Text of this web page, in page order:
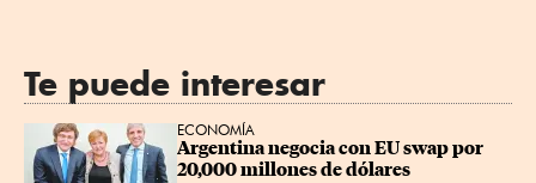
Te puede interesar
ECONOMÍA
Argentina negocia con EU swap por
20,000 millones de dólares